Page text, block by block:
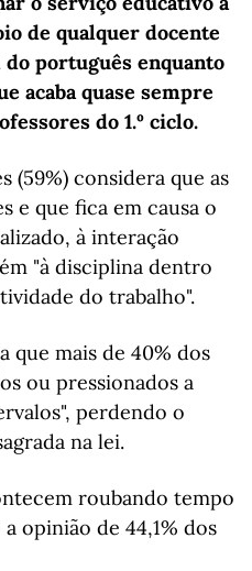
de qualquer docente
português enquanto
acaba quase sempre
do 1.º ciclo.
(59%) considera que as
e que fica em causa o
à interação
"à disciplina dentro
do trabalho".
que mais de 40% dos
ou pressionados a
perdendo o
na lei.
roubando tempo
opinião de 44,1% dos